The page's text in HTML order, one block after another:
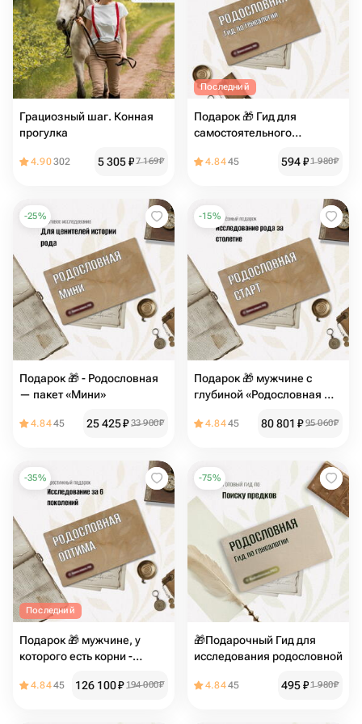
Грациозный шаг. Конная
прогулка
4.90302 5 305₽7 169₽
Последний
Подарок 🎁 Гид для
самостоятельного
4.8445 594₽1 980₽
-25%
Подарок 🎁 - Родословная
— пакет «Мини»
4.8445 25 425₽ 33 900₽
-15%
Подарок 🎁 мужчине с
глубиной «Родословная —
4.8445 80 801 ₽ 95 060₽
-35%
Последний
Подарок 🎁 мужчине, у
которого есть корни -
Оптима"
4.8445 126 100₽ 194 000₽
-75%
🎁Подарочный Гид для
исследования родословной
4.8445 495₽1 980₽